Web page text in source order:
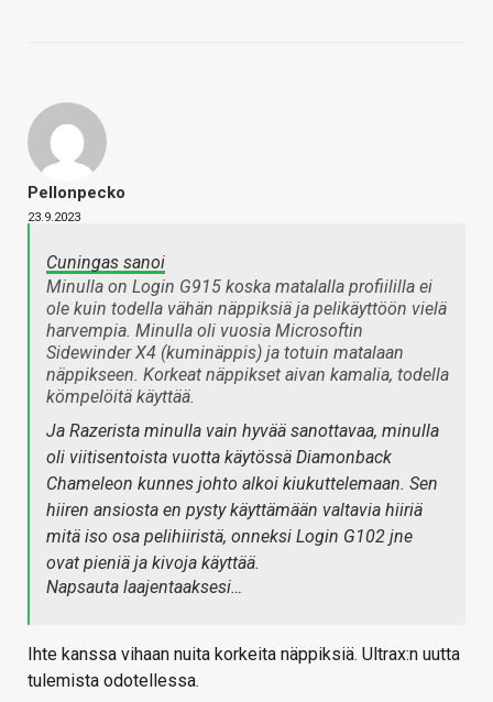
Pellonpecko
23.9.2023
Cuningas sanoi
Minulla on Login G915 koska matalalla profiililla ei
ole kuin todella vähän näppiksiä ja pelikäyttöön vielä
harvempia. Minulla oli vuosia Microsoftin
Sidewinder X4 (kuminäppis) ja totuin matalaan
näppikseen. Korkeat näppikset aivan kamalia, todella
kömpelöitä käyttää.
Ja Razerista minulla vain hyvää sanottavaa, minulla
oli viitisentoista vuotta käytössä Diamonback
Chameleon kunnes johto alkoi kiukuttelemaan. Sen
hiiren ansiosta en pysty käyttämään valtavia hiiriä
mitä iso osa pelihiiristä, onneksi Login G102 jne
ovat pieniä ja kivoja käyttää.
Napsauta laajentaaksesi…
Ihte kanssa vihaan nuita korkeita näppiksiä. Ultrax:n uutta
tulemista odotellessa.